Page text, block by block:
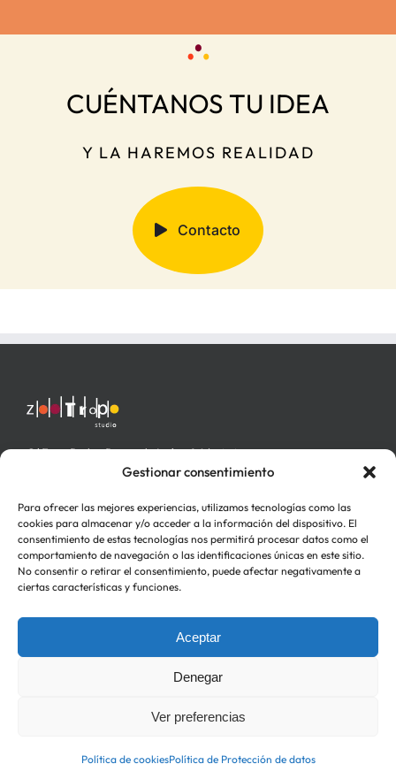
Gestionar consentimiento
Para ofrecer las mejores experiencias, utilizamos tecnologías como las
cookies para almacenar y/o acceder a la información del dispositivo. El
consentimiento de estas tecnologías nos permitirá procesar datos como el
comportamiento de navegación o las identificaciones únicas en este sitio.
No consentir o retirar el consentimiento, puede afectar negativamente a
ciertas características y funciones.
Aceptar
Denegar
Ver preferencias
Política de cookiesPolítica de Protección de datos
«Destino
CUÉNTANOS TU IDEA
Y LA HAREMOS REALIDAD
Contacto
C/ Fray Pedro Ponce de León nº 4 bajo izq.
Política de Privacidad Política de cookies (UE)